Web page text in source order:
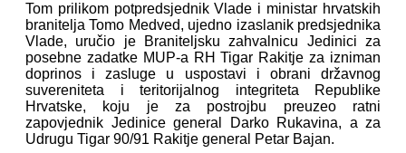
Tom prilikom potpredsjednik Vlade i ministar hrvatskih
branitelja Tomo Medved, ujedno izaslanik predsjednika
Vlade, uručio je Braniteljsku zahvalnicu Jedinici za
posebne zadatke MUP-a RH Tigar Rakitje za izniman
doprinos i zasluge u uspostavi i obrani državnog
suvereniteta i teritorijalnog integriteta Republike
Hrvatske, koju je za postrojbu preuzeo ratni
zapovjednik Jedinice general Darko Rukavina, a za
Udrugu Tigar 90/91 Rakitje general Petar Bajan.